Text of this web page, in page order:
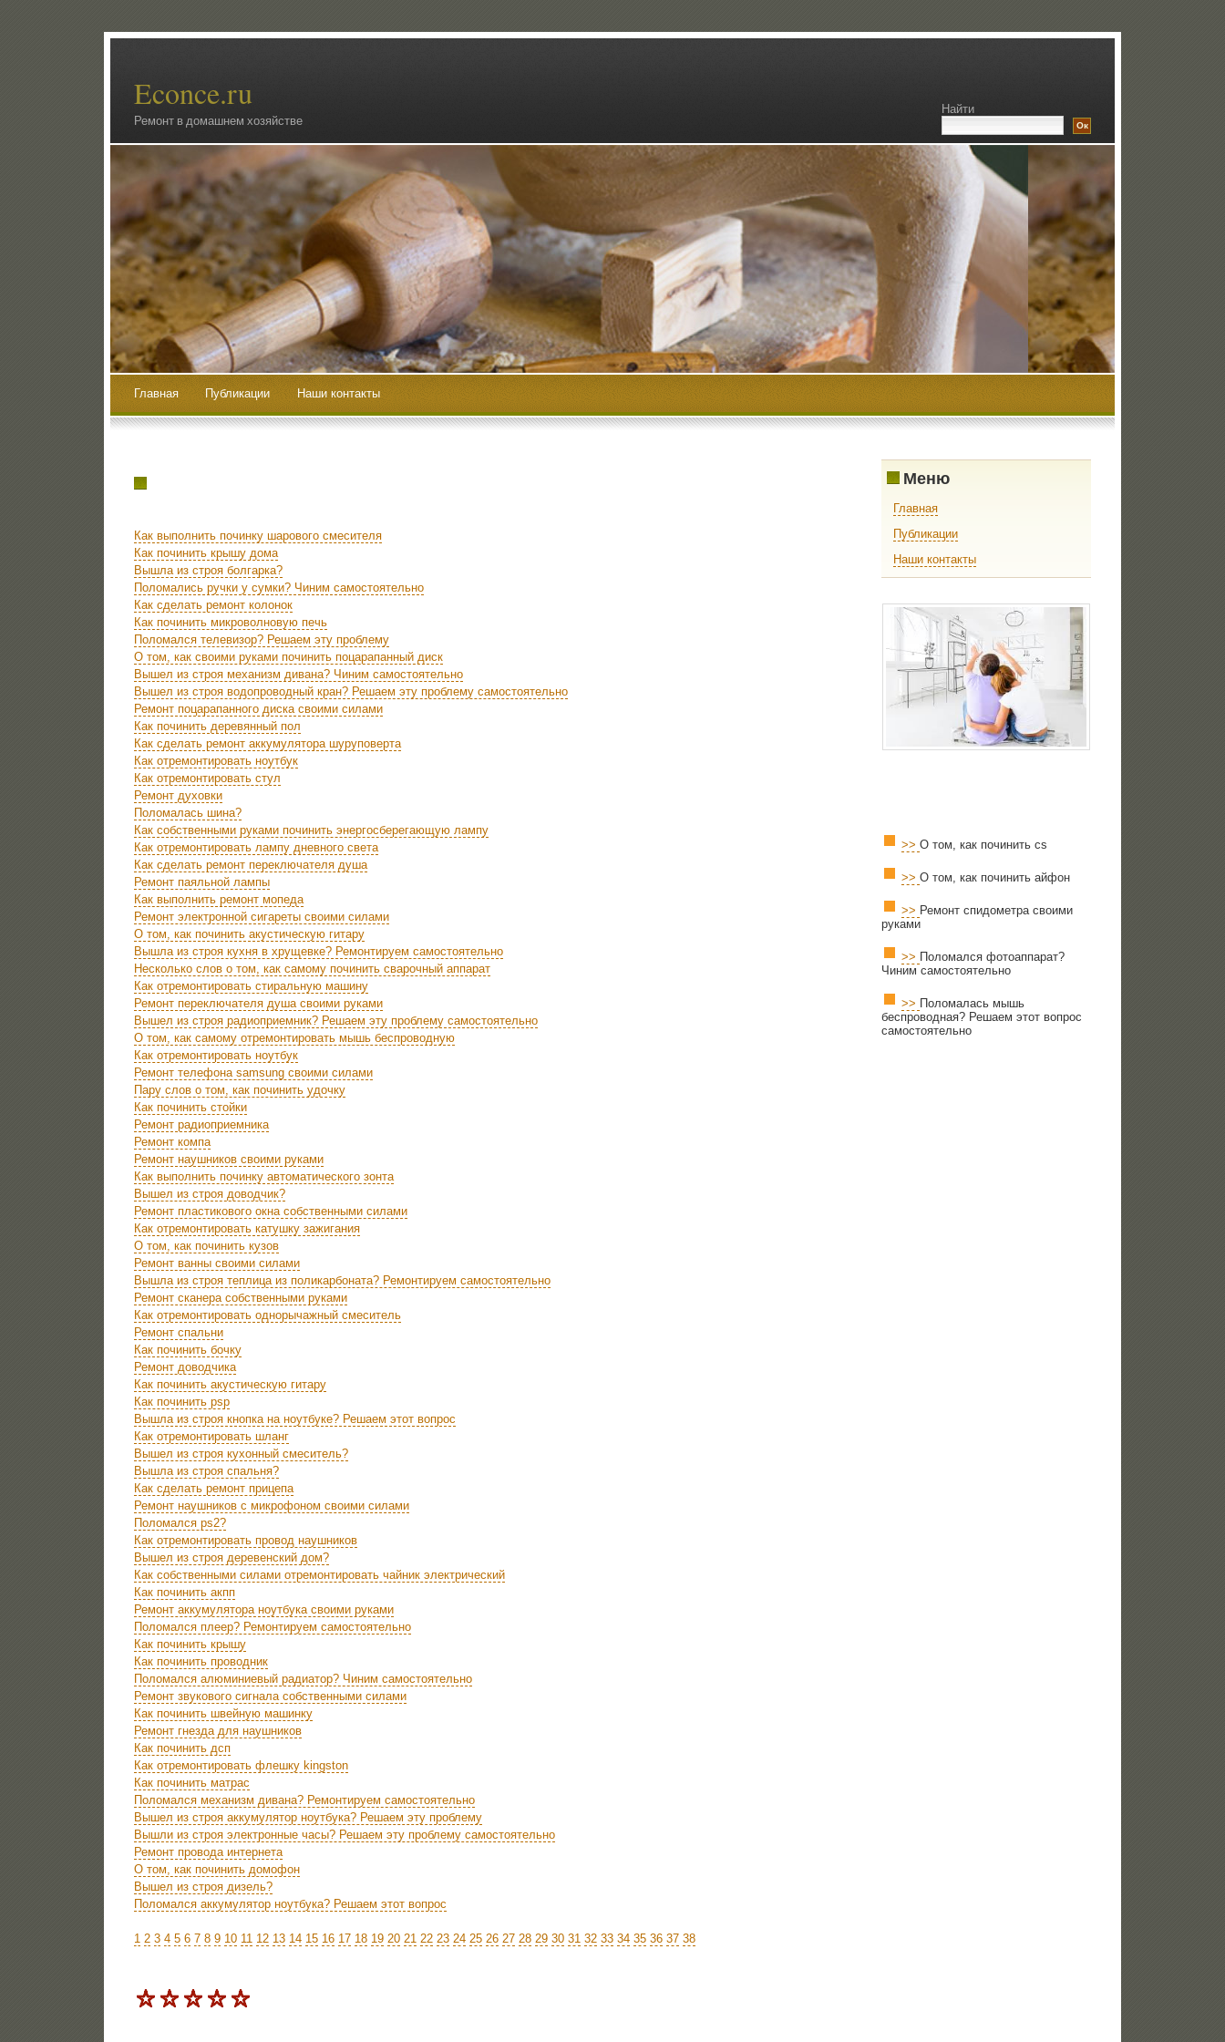
Econce.ru
Ремонт в домашнем хозяйстве
Найти
Главная Публикации Наши контакты
Как выполнить починку шарового смесителя
Как починить крышу дома
Вышла из строя болгарка?
Поломались ручки у сумки? Чиним самостоятельно
Как сделать ремонт колонок
Как починить микроволновую печь
Поломался телевизор? Решаем эту проблему
О том, как своими руками починить поцарапанный диск
Вышел из строя механизм дивана? Чиним самостоятельно
Вышел из строя водопроводный кран? Решаем эту проблему самостоятельно
Ремонт поцарапанного диска своими силами
Как починить деревянный пол
Как сделать ремонт аккумулятора шуруповерта
Как отремонтировать ноутбук
Как отремонтировать стул
Ремонт духовки
Поломалась шина?
Как собственными руками починить энергосберегающую лампу
Как отремонтировать лампу дневного света
Как сделать ремонт переключателя душа
Ремонт паяльной лампы
Как выполнить ремонт мопеда
Ремонт электронной сигареты своими силами
О том, как починить акустическую гитару
Вышла из строя кухня в хрущевке? Ремонтируем самостоятельно
Несколько слов о том, как самому починить сварочный аппарат
Как отремонтировать стиральную машину
Ремонт переключателя душа своими руками
Вышел из строя радиоприемник? Решаем эту проблему самостоятельно
О том, как самому отремонтировать мышь беспроводную
Как отремонтировать ноутбук
Ремонт телефона samsung своими силами
Пару слов о том, как починить удочку
Как починить стойки
Ремонт радиоприемника
Ремонт компа
Ремонт наушников своими руками
Как выполнить починку автоматического зонта
Вышел из строя доводчик?
Ремонт пластикового окна собственными силами
Как отремонтировать катушку зажигания
О том, как починить кузов
Ремонт ванны своими силами
Вышла из строя теплица из поликарбоната? Ремонтируем самостоятельно
Ремонт сканера собственными руками
Как отремонтировать однорычажный смеситель
Ремонт спальни
Как починить бочку
Ремонт доводчика
Как починить акустическую гитару
Как починить psp
Вышла из строя кнопка на ноутбуке? Решаем этот вопрос
Как отремонтировать шланг
Вышел из строя кухонный смеситель?
Вышла из строя спальня?
Как сделать ремонт прицепа
Ремонт наушников с микрофоном своими силами
Поломался ps2?
Как отремонтировать провод наушников
Вышел из строя деревенский дом?
Как собственными силами отремонтировать чайник электрический
Как починить акпп
Ремонт аккумулятора ноутбука своими руками
Поломался плеер? Ремонтируем самостоятельно
Как починить крышу
Как починить проводник
Поломался алюминиевый радиатор? Чиним самостоятельно
Ремонт звукового сигнала собственными силами
Как починить швейную машинку
Ремонт гнезда для наушников
Как починить дсп
Как отремонтировать флешку kingston
Как починить матрас
Поломался механизм дивана? Ремонтируем самостоятельно
Вышел из строя аккумулятор ноутбука? Решаем эту проблему
Вышли из строя электронные часы? Решаем эту проблему самостоятельно
Ремонт провода интернета
О том, как починить домофон
Вышел из строя дизель?
Поломался аккумулятор ноутбука? Решаем этот вопрос
1 2 3 4 5 6 7 8 9 10 11 12 13 14 15 16 17 18 19 20 21 22 23 24 25 26 27 28 29 30 31 32 33 34 35 36 37 38
Меню
Главная
Публикации
Наши контакты
>>О том, как починить cs
>>О том, как починить айфон
>> Ремонт спидометра своими
руками
>> Поломался фотоаппарат?
Чиним самостоятельно
>> Поломалась мышь
беспроводная? Решаем этот вопрос
самостоятельно